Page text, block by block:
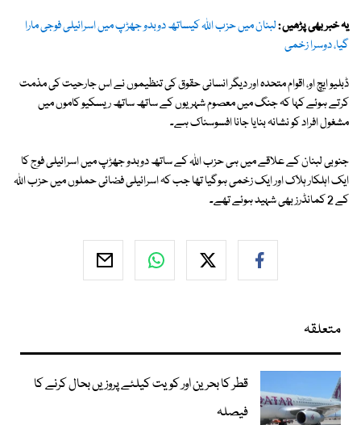
یہ خبر بھی پڑھیں :لبنان میں حزب اللہ کیساتھ دوبدو جھڑپ میں اسرائیلی فوجی مارا
گیا، دوسرا زخمی
ڈبلیو ایچ او، اقوام متحدہ اور دیگر انسانی حقوق کی تنظیموں نے اس جارحیت کی مذمت
کرتے ہوئے کہا کہ جنگ میں معصوم شہریوں کے ساتھ ساتھ ریسکیو کاموں میں
مشغول افراد کو نشانہ بنایا جانا افسوسناک ہے۔
جنوبی لبنان کے علاقے میں ہی حزب اللہ کے ساتھ دوبدو جھڑپ میں اسرائیلی فوج کا
ایک اہلکار ہلاک اور ایک زخمی ہوگیا تھا جب کہ اسرائیلی فضائی حملوں میں حزب اللہ
کے 2 کمانڈرز بھی شہید ہوئے تھے۔
متعلقہ
قطر کا بحرین اور کویت کیلئے پروزیں بحال کرنے کا
فیصلہ